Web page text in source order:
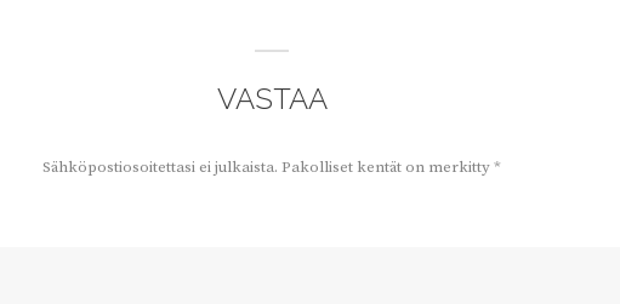
VASTAA
Sähköpostiosoitettasi ei julkaista. Pakolliset kentät on merkitty*